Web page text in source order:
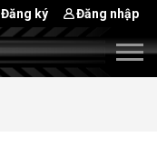
Đăng ký Đăng nhập